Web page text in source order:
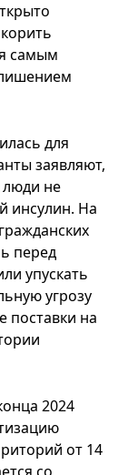
самым
для
заявляют,
люди не
инсулин. На
перед
упускать
угрозу
поставки на
2024
от 14